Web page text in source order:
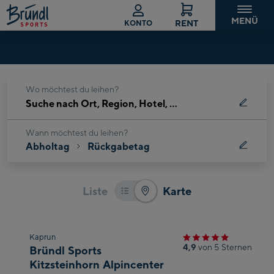
KONTO RENT MENÜ
abschließen
Schritt:Wo möchtest du leihen?
Suche
nach
Ort,
Region,
Wann möchtest du leihen?
Abholtag Rückgabetag
vorheriger
Liste Karte
Zum
nächsten
Shop-
Kaprun
Bründl Sports
Kitzsteinhorn Alpincenter
4,9 von 5 Sternen